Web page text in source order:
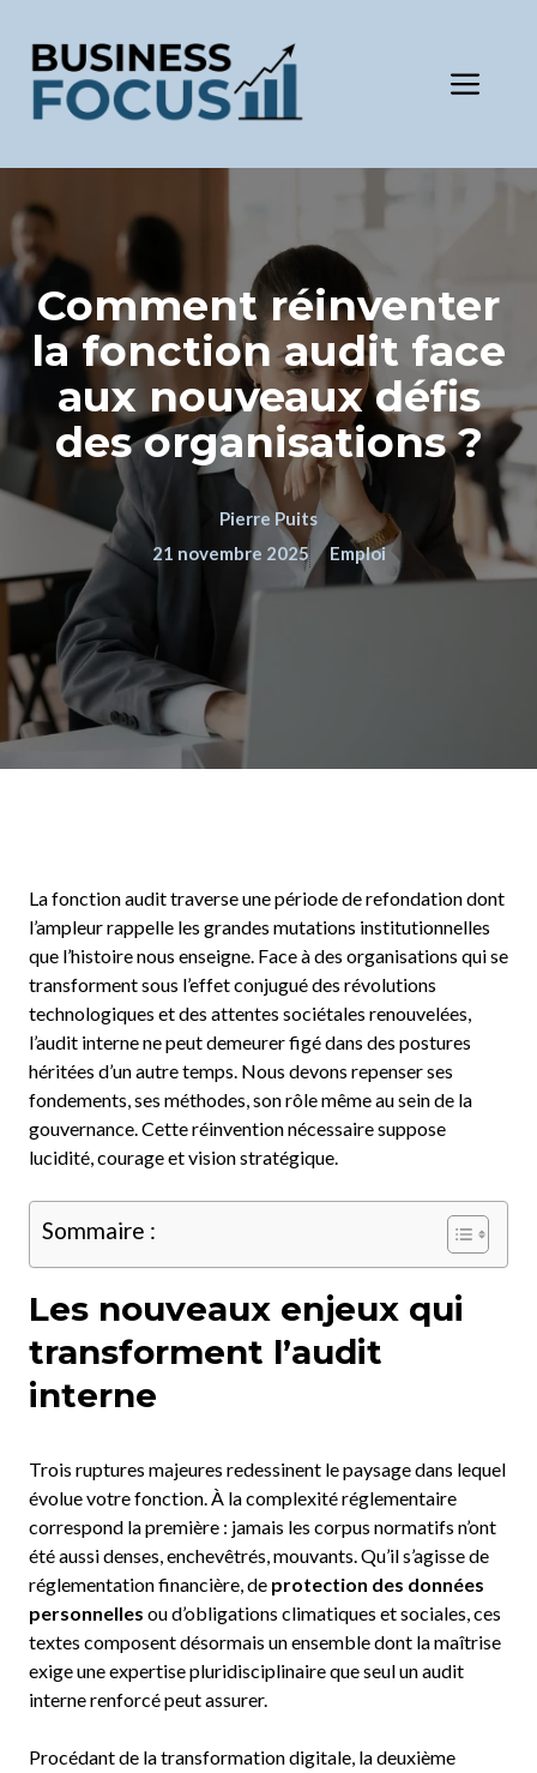
contenu
Comment réinventer
la fonction audit face
aux nouveaux défis
des organisations ?
Pierre Puits
21 novembre 2025
Emploi
La fonction audit traverse une période de refondation dont
l’ampleur rappelle les grandes mutations institutionnelles
que l’histoire nous enseigne. Face à des organisations qui se
transforment sous l’effet conjugué des révolutions
technologiques et des attentes sociétales renouvelées,
l’audit interne ne peut demeurer figé dans des postures
héritées d’un autre temps. Nous devons repenser ses
fondements, ses méthodes, son rôle même au sein de la
gouvernance. Cette réinvention nécessaire suppose
lucidité, courage et vision stratégique.
Sommaire :
Les nouveaux enjeux qui
transforment l’audit
interne
Trois ruptures majeures redessinent le paysage dans lequel
évolue votre fonction. À la complexité réglementaire
correspond la première : jamais les corpus normatifs n’ont
été aussi denses, enchevêtrés, mouvants. Qu’il s’agisse de
réglementation financière, de protection des données
personnelles ou d’obligations climatiques et sociales, ces
textes composent désormais un ensemble dont la maîtrise
exige une expertise pluridisciplinaire que seul un audit
interne renforcé peut assurer.
Procédant de la transformation digitale, la deuxième